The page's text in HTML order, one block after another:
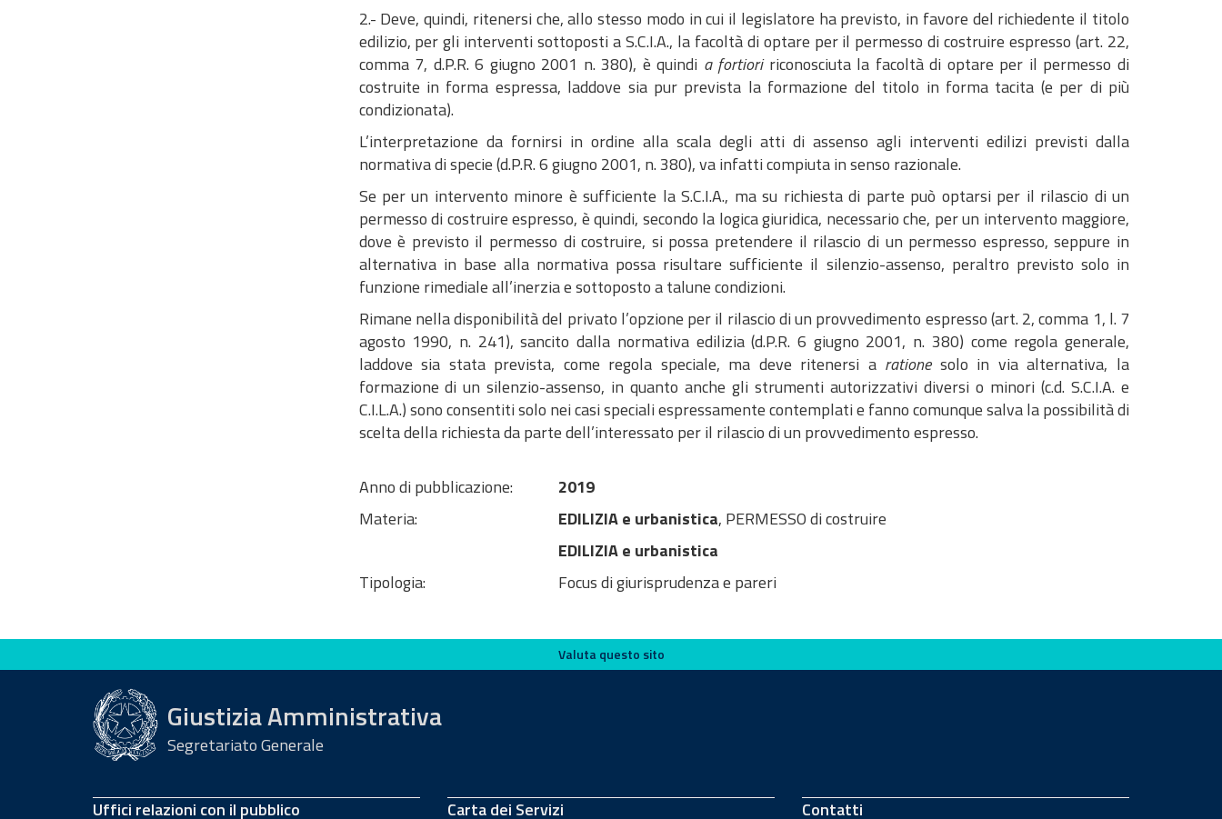
2.- Deve, quindi, ritenersi che, allo stesso modo in cui il legislatore ha previsto, in favore del richiedente il titolo
edilizio, per gli interventi sottoposti a S.C.I.A., la facoltà di optare per il permesso di costruire espresso (art. 22,
comma 7, d.P.R. 6 giugno 2001 n. 380), è quindi a fortioririconosciuta la facoltà di optare per il permesso di
costruite in forma espressa, laddove sia pur prevista la formazione del titolo in forma tacita (e per di più
condizionata).
L’interpretazione da fornirsi in ordine alla scala degli atti di assenso agli interventi edilizi previsti dalla
normativa di specie (d.P.R. 6 giugno 2001, n. 380), va infatti compiuta in senso razionale.
Se per un intervento minore è sufficiente la S.C.I.A., ma su richiesta di parte può optarsi per il rilascio di un
permesso di costruire espresso, è quindi, secondo la logica giuridica, necessario che, per un intervento maggiore,
dove è previsto il permesso di costruire, si possa pretendere il rilascio di un permesso espresso, seppure in
alternativa in base alla normativa possa risultare sufficiente il silenzio-assenso, peraltro previsto solo in
funzione rimediale all’inerzia e sottoposto a talune condizioni.
Rimane nella disponibilità del privato l’opzione per il rilascio di un provvedimento espresso (art. 2, comma 1, l. 7
agosto 1990, n. 241), sancito dalla normativa edilizia (d.P.R. 6 giugno 2001, n. 380) come regola generale,
laddove sia stata prevista, come regola speciale, ma deve ritenersi a rationesolo in via alternativa, la
formazione di un silenzio-assenso, in quanto anche gli strumenti autorizzativi diversi o minori (c.d. S.C.I.A. e
C.I.L.A.) sono consentiti solo nei casi speciali espressamente contemplati e fanno comunque salva la possibilità di
scelta della richiesta da parte dell’interessato per il rilascio di un provvedimento espresso.
Anno di pubblicazione:
2019
Materia:
EDILIZIA e urbanistica, PERMESSO di costruire
EDILIZIA e urbanistica
Tipologia:
Focus di giurisprudenza e pareri
Valuta questo sito Valuta questo sito
Giustizia Amministrativa
Segretariato Generale
Uffici relazioni con il pubblico Carta dei Servizi Contatti